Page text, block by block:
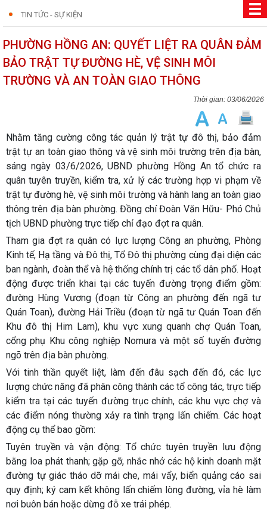
TIN TỨC - SỰ KIỆN
PHƯỜNG HỒNG AN: QUYẾT LIỆT RA QUÂN ĐẢM
BẢO TRẬT TỰ ĐƯỜNG HÈ, VỆ SINH MÔI
TRƯỜNG VÀ AN TOÀN GIAO THÔNG
03/06/2026
Nhằm tăng cường công tác quản lý trật tự đô thị, bảo đảm
trật tự an toàn giao thông và vệ sinh môi trường trên địa bàn,
sáng ngày 03/6/2026, UBND phường Hồng An tổ chức ra
quân tuyên truyền, kiểm tra, xử lý các trường hợp vi phạm về
trật tự đường hè, vệ sinh môi trường và hành lang an toàn giao
thông trên địa bàn phường. Đồng chí Đoàn Văn Hữu- Phó Chủ
tịch UBND phường trực tiếp chỉ đạo đợt ra quân.
Tham gia đợt ra quân có lực lượng Công an phường, Phòng
Kinh tế, Hạ tầng và Đô thị, Tổ Đô thị phường cùng đại diện các
ban ngành, đoàn thể và hệ thống chính trị các tổ dân phố. Hoạt
động được triển khai tại các tuyến đường trọng điểm gồm:
đường Hùng Vương (đoạn từ Công an phường đến ngã tư
Quán Toan), đường Hải Triều (đoạn từ ngã tư Quán Toan đến
Khu đô thị Him Lam), khu vực xung quanh chợ Quán Toan,
cổng phụ Khu công nghiệp Nomura và một số tuyến đường
ngõ trên địa bàn phường.
Với tinh thần quyết liệt, làm đến đâu sạch đến đó, các lực
lượng chức năng đã phân công thành các tổ công tác, trực tiếp
kiểm tra tại các tuyến đường trục chính, các khu vực chợ và
các điểm nóng thường xảy ra tình trạng lấn chiếm. Các hoạt
động cụ thể bao gồm:
Tuyên truyền và vận động: Tổ chức tuyên truyền lưu động
bằng loa phát thanh; gặp gỡ, nhắc nhở các hộ kinh doanh mặt
đường tự giác tháo dỡ mái che, mái vẩy, biển quảng cáo sai
quy định; ký cam kết không lấn chiếm lòng đường, vỉa hè làm
nơi buôn bán hoặc dừng đỗ xe trái phép.